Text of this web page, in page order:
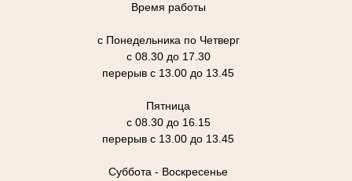
Время работы
с Понедельника по Четверг
с 08.30 до 17.30
перерыв с 13.00 до 13.45
Пятница
с 08.30 до 16.15
перерыв с 13.00 до 13.45
Суббота - Воскресенье